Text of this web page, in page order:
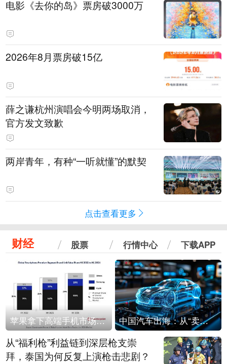
电影《去你的岛》票房破3000万
2026年8月票房破15亿
薛之谦杭州演唱会今明两场取消，
官方发文致歉
两岸青年，有种“一听就懂”的默契
点击查看更多
财经 股票 行情中心 下载APP
苹果拿下高端手机市场65%的份额：iPhone 17系列功不可没 中国汽车出海：从“卖出去”到“走进去”
从“福利枪”利益链到深层枪支崇
拜，泰国为何反复上演枪击悲剧？